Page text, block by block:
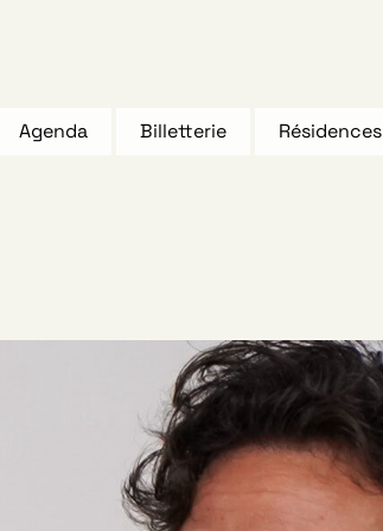
Agenda Billetterie Résidences